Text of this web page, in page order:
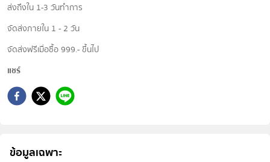
ส่งถึงใน 1-3 วันทำการ
จัดส่งภายใน 1 - 2 วัน
จัดส่งฟรีเมื่อซื้อ 999.- ขึ้นไป
แชร์
ข้อมูลเฉพาะ